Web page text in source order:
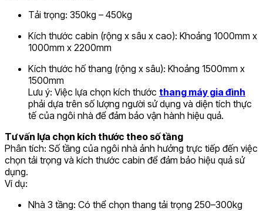
Tải trọng: 350kg – 450kg
Kích thước cabin (rộng x sâu x cao): Khoảng 1000mm x
1000mm x 2200mm
Kích thước hố thang (rộng x sâu): Khoảng 1500mm x
1500mm
Lưu ý: Việc lựa chọn kích thước thang máy gia đình
phải dựa trên số lượng người sử dụng và diện tích thực
tế của ngôi nhà để đảm bảo vận hành hiệu quả.
Tư vấn lựa chọn kích thước theo số tầng
Phân tích: Số tầng của ngôi nhà ảnh hưởng trực tiếp đến việc
chọn tải trọng và kích thước cabin để đảm bảo hiệu quả sử
dụng.
Ví dụ:
Nhà 3 tầng: Có thể chọn thang tải trọng 250–300kg